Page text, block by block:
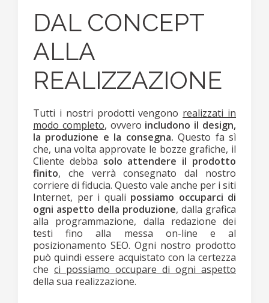
DAL CONCEPT
ALLA
REALIZZAZIONE
Tutti i nostri prodotti vengono realizzati in
modo completo, ovvero includono il design,
la produzione e la consegna. Questo fa sì
che, una volta approvate le bozze grafiche, il
Cliente debba solo attendere il prodotto
finito, che verrà consegnato dal nostro
corriere di fiducia. Questo vale anche per i siti
Internet, per i quali possiamo occuparci di
ogni aspetto della produzione, dalla grafica
alla programmazione, dalla redazione dei
testi fino alla messa on-line e al
posizionamento SEO. Ogni nostro prodotto
può quindi essere acquistato con la certezza
che ci possiamo occupare di ogni aspetto
della sua realizzazione.